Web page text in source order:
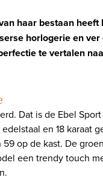
haar bestaan
horlogerie en
te vertalen
Dat is de Ebel
en 18 karaat
op de kast. De
een trendy touch